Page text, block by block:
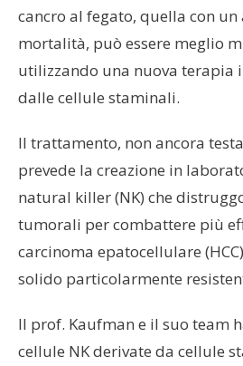
cancro al fegato, quella con un
mortalità, può essere meglio
utilizzando una nuova terapia
dalle cellule staminali.
Il trattamento, non ancora
prevede la creazione in
natural killer (NK) che
tumorali per combattere più
carcinoma epatocellulare
solido particolarmente
Il prof. Kaufman e il suo team
cellule NK derivate da cellule